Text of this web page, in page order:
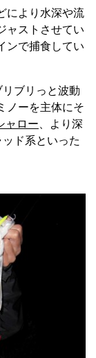
により水深や流
ャストさせてい
ンで捕食してい
ブリっと波動
ノーを主体にそ
ャロー、より深
ド系といった